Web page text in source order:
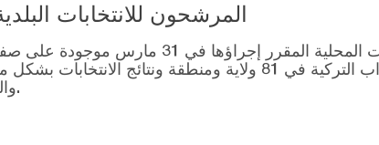
المرشحون للانتخابات البلدية المحلية –
قائمة رؤساء البلديات المرشحين للانتخابات
التصويت للتحالفات التي أنشأتها الأحزاب التركية في 81
والمرشحين على صفحة نتائج الانتخابات 2024.